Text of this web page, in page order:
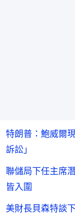
特朗普：鮑威爾
訴訟」
聯儲局下任主席
皆入圍
美財長貝森特談